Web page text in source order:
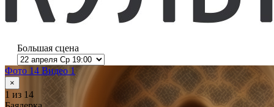
Большая сцена
Фото 14 Видео 1
×
1 из 14